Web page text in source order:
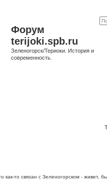
Форум
terijoki.spb.ru
Зеленогорск/Териоки. История и
современность.
то связан с Зеленогорском - живет,